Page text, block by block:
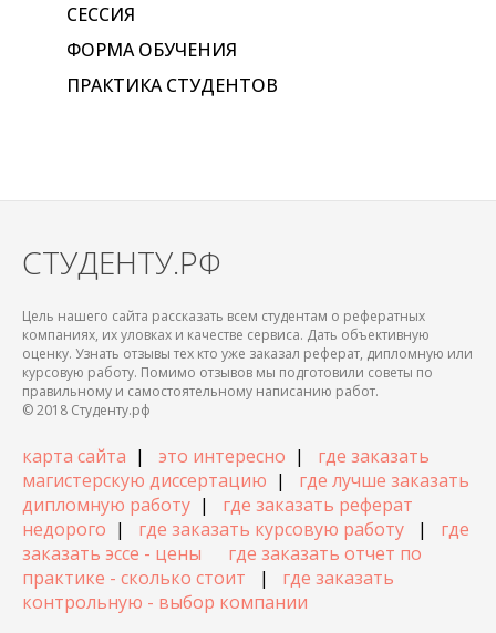
СЕССИЯ
ФОРМА ОБУЧЕНИЯ
ПРАКТИКА СТУДЕНТОВ
СТУДЕНТУ.РФ
Цель нашего сайта рассказать всем студентам о рефератных
компаниях, их уловках и качестве сервиса. Дать объективную
оценку. Узнать отзывы тех кто уже заказал реферат, дипломную или
курсовую работу. Помимо отзывов мы подготовили советы по
правильному и самостоятельному написанию работ.
© 2018 Студенту.рф
карта сайта | это интересно | где заказать
магистерскую диссертацию | где лучше заказать
дипломную работу | где заказать реферат
недорого | где заказать курсовую работу | где
заказать эссе - цены
где заказать отчет по
практике - сколько стоит | где заказать
контрольную - выбор компании